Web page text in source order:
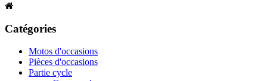
Catégories
Motos d'occasions
Pièces d'occasions
Partie cycle